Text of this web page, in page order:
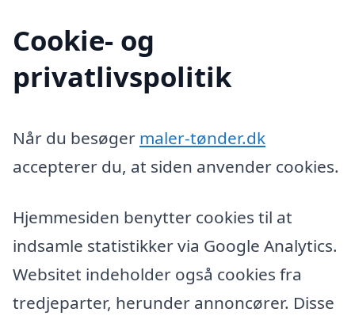
Cookie- og
privatlivspolitik
Når du besøger maler-tønder.dk
accepterer du, at siden anvender cookies.
Hjemmesiden benytter cookies til at
indsamle statistikker via Google Analytics.
Websitet indeholder også cookies fra
tredjeparter, herunder annoncører. Disse